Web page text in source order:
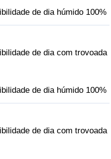
de dia húmido 100%
de dia com trovoada
de dia húmido 100%
de dia com trovoada